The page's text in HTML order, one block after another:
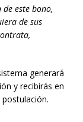
este bono,
de sus
generará
y recibirás en